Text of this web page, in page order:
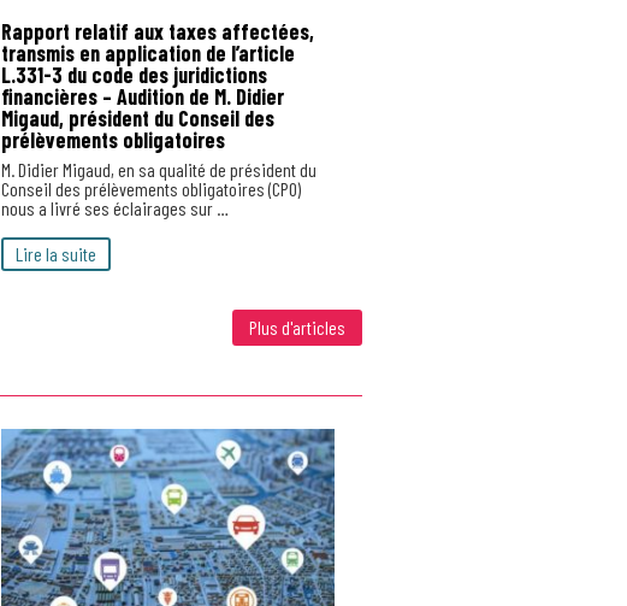
Rapport relatif aux taxes affectées,
transmis en application de l’article
L.331-3 du code des juridictions
financières – Audition de M. Didier
Migaud, président du Conseil des
prélèvements obligatoires
M. Didier Migaud, en sa qualité de président du
Conseil des prélèvements obligatoires (CPO)
nous a livré ses éclairages sur …
Lire la suite
Plus d'articles